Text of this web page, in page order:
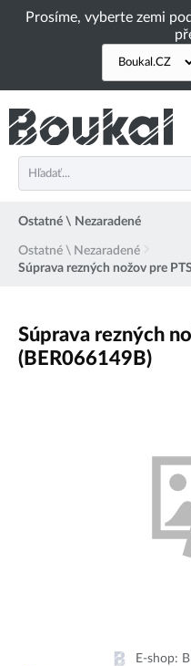
Prosíme, vyberte zemi
Ostatné \ Nezaradené
Ostatné \ Nezaradené
Súprava rezných nožov pre
Súprava rezných
(BER066149B)
E-shop: